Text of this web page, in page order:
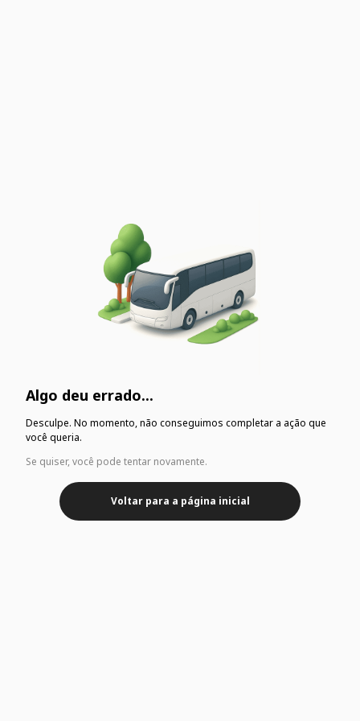
Algo deu errado...
Desculpe. No momento, não conseguimos completar a ação que
você queria.
Se quiser, você pode tentar novamente.
Voltar para a página inicial